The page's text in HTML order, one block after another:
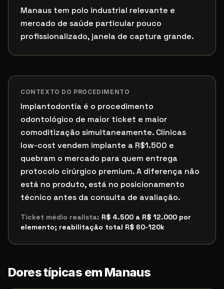
Manaus tem polo industrial relevante e
mercado de saúde particular pouco
profissionalizado, janela de captura grande.
CONTEXTO DO PROCEDIMENTO
Implantodontia é o procedimento
odontológico de maior ticket e maior
comoditização simultaneamente. Clínicas
low-cost vendem implante a R$1.500 e
quebram o mercado para quem entrega
protocolo cirúrgico premium. A diferença não
está no produto, está no posicionamento
técnico antes da consulta de avaliação.
Ticket médio realista: R$ 4.500 a R$ 12.000 por
elemento; reabilitação total R$ 60-120k
Dores típicas em Manaus